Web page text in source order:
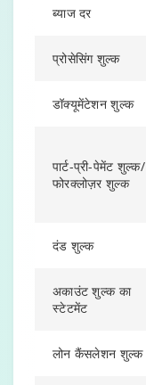
ब्याज दर
प्रोसेसिंग शुल्क
डॉक्यूमेंटेशन शुल्क
पार्ट-प्री-पेमेंट शुल्क/
फोरक्लोज़र शुल्क
दंड शुल्क
अकाउंट शुल्क का
स्टेटमेंट
लोन कैंसलेशन शुल्क